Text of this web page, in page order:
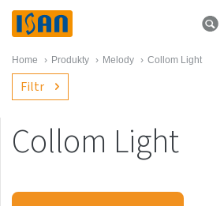
Home › Produkty › Melody › Collom Light
Filtr
Melody
Akros s háčky
Collom Light